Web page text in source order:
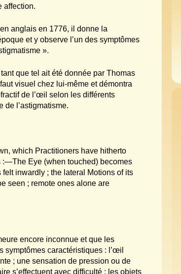
affection.
anglais en 1776, il donne la
et y observe l’un des symptômes
».
que tel ait été donnée par Thomas
visuel chez lui-même et démontra
de l’œil selon les différents
de l’astigmatisme.
which Practitioners have hitherto
:—The Eye (when touched) becomes
inwardly ; the lateral Motions of its
seen ; remote ones alone are
encore inconnue et que les
symptômes caractéristiques : l’œil
; une sensation de pression ou de
s’effectuent avec difficulté ; les objets